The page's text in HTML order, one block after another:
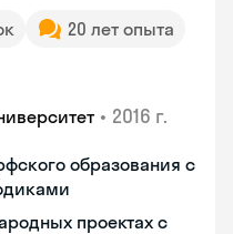
20 лет опыта
• 2016 г.
образования с
проектах с